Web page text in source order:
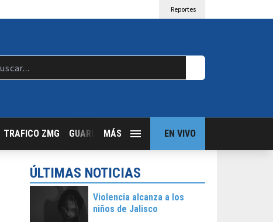
Reportes
TRAFICO ZMG GUARDIA NOCTURNA GUADALAJARA FOLLOW
MÁS EN VIVO
ÚLTIMAS NOTICIAS
Violencia alcanza a los
niños de Jalisco